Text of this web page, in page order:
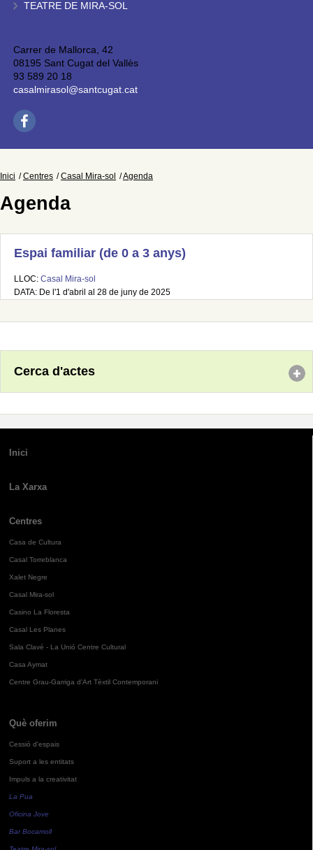
TEATRE DE MIRA-SOL
Carrer de Mallorca, 42
08195 Sant Cugat del Vallès
93 589 20 18
casalmirasol@santcugat.cat
Inici Centres Casal Mira-sol Agenda
Agenda
Espai familiar (de 0 a 3 anys)
LLOC: Casal Mira-sol
DATA: De l'1 d'abril al 28 de juny de 2025
Cerca d'actes
Inici
La Xarxa
Centres
Casa de Cultura
Casal Torreblanca
Xalet Negre
Casal Mira-sol
Casino La Floresta
Casal Les Planes
Sala Clavé - La Unió Centre Cultural
Casa Aymat
Centre Grau-Garriga d'Art Tèxtil Contemporani
Què oferim
Cessió d'espais
Suport a les entitats
Impuls a la creativitat
La Pua
Oficina Jove
Bar Bocamoll